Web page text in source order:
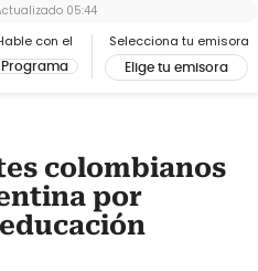
con el
Programa
Selecciona tu emisora
Elige tu emisora
05:44
colombianos
por